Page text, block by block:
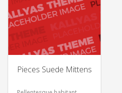
Pieces Suede Mittens